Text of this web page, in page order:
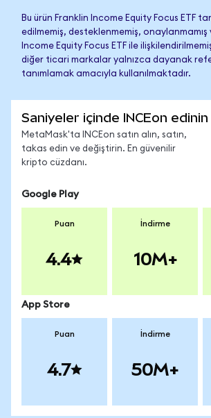
Bu ürün Franklin Income Equity Focus ETF
edilmemiş, desteklenmemiş, onaylanmamış
Income Equity Focus ETF ile
diğer ticari markalar yalnızca dayanak
tanımlamak amacıyla kullanılmaktadır.
Saniyeler içinde INCEon edinin
MetaMask'ta INCEon satın alın, satın,
takas edin ve değiştirin. En güvenilir
kripto cüzdanı.
Google Play
Puan
4.4
İndirme
10M+
App Store
Puan
4.7
İndirme
50M+